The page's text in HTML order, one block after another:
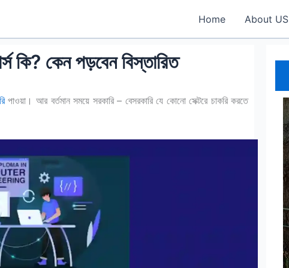
Home About US
কি? কেন পড়বেন বিস্তারিত
পাওয়া। আর বর্তমান সময়ে সরকারি – বেসরকারি যে কোনো সেক্টরে চাকরি করতে